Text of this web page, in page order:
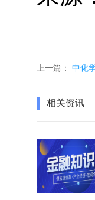
上一篇： 中化
相关资讯